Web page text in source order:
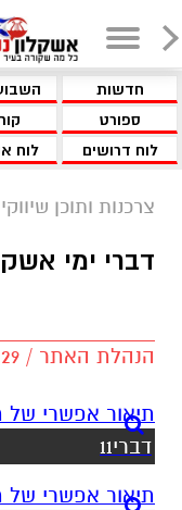
חדשות
ספורט
לוח דרושים
לוח
צרכנות ותוכן שיווקי
דברי ימי
הנהלת האתר / 10:29 02.03.12
דברי11